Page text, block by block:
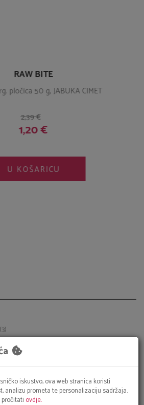
RAW BITE
pločica 50 g, JABUKA CIMET
2,39 €
1,20 €
U KOŠARICU
(8)
(20)
iskustvo, ova web stranica koristi
analizu prometa te personalizaciju sadržaja.
ovdje.